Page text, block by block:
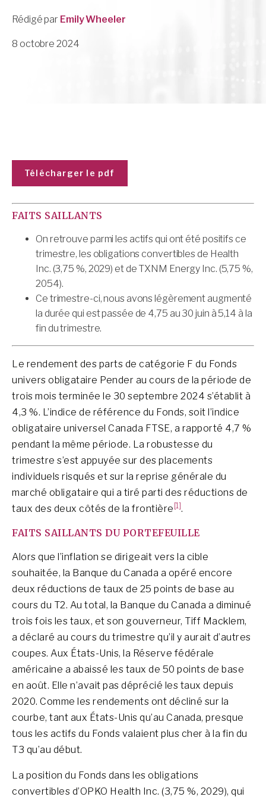
Rédigé par Emily Wheeler
8 octobre 2024
Télécharger le pdf
FAITS SAILLANTS
On retrouve parmi les actifs qui ont été positifs ce
trimestre, les obligations convertibles de Health
Inc. (3,75 %, 2029) et de TXNM Energy Inc. (5,75 %,
2054).
Ce trimestre-ci, nous avons légèrement augmenté
la durée qui est passée de 4,75 au 30 juin à 5,14 à la
fin du trimestre.
Le rendement des parts de catégorie F du Fonds
univers obligataire Pender au cours de la période de
trois mois terminée le 30 septembre 2024 s’établit à
4,3 %. L’indice de référence du Fonds, soit l’indice
obligataire universel Canada FTSE, a rapporté 4,7 %
pendant la même période. La robustesse du
trimestre s’est appuyée sur des placements
individuels risqués et sur la reprise générale du
marché obligataire qui a tiré parti des réductions de
taux des deux côtés de la frontière [1].
FAITS SAILLANTS DU PORTEFEUILLE
Alors que l’inflation se dirigeait vers la cible
souhaitée, la Banque du Canada a opéré encore
deux réductions de taux de 25 points de base au
cours du T2. Au total, la Banque du Canada a diminué
trois fois les taux, et son gouverneur, Tiff Macklem,
a déclaré au cours du trimestre qu’il y aurait d’autres
coupes. Aux États-Unis, la Réserve fédérale
américaine a abaissé les taux de 50 points de base
en août. Elle n’avait pas déprécié les taux depuis
2020. Comme les rendements ont décliné sur la
courbe, tant aux États-Unis qu’au Canada, presque
tous les actifs du Fonds valaient plus cher à la fin du
T3 qu’au début.
La position du Fonds dans les obligations
convertibles d’OPKO Health Inc. (3,75 %, 2029), qui